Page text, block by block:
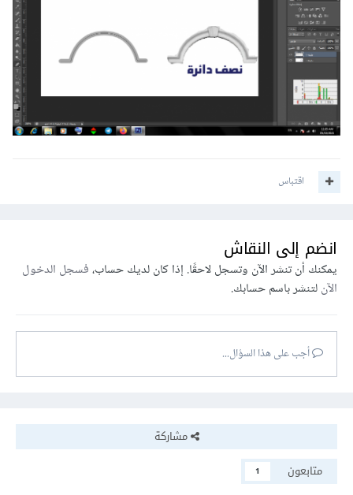
اقتباس
انضم إلى النقاش
يمكنك أن تنشر الآن وتسجل لاحقًا. إذا كان لديك حساب،فسجل الدخول
الآنلتنشر باسم حسابك.
أجب على هذا السؤال...
مشاركة
متابعون
1